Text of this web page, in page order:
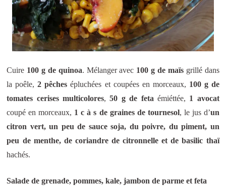
Cuire 100 g de quinoa. Mélanger avec 100 g de maïsgrillé dans
la poêle,2 pêches épluchées et coupées en morceaux, 100 g de
tomates cerises multicolores, 50 g de feta émiéttée, 1 avocat
coupé en morceaux, 1 c à s de graines de tournesol, le jus d’un
citron vert, un peu de sauce soja, du poivre, du piment, un
peu de menthe, de coriandre de citronnelle et de basilic thaï
hachés.
Salade de grenade, pommes, kale, jambon de parme et feta